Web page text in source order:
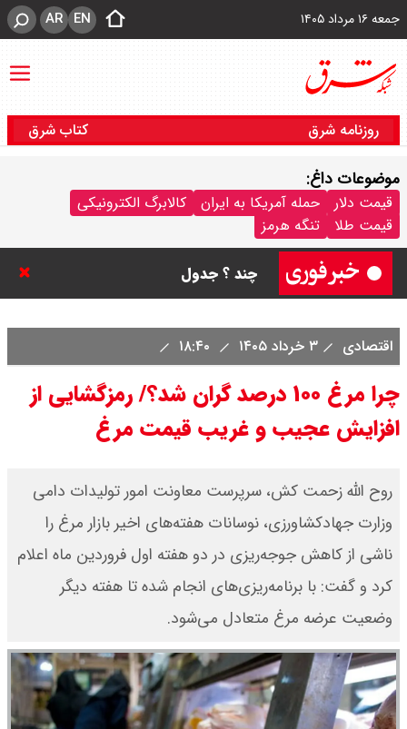
جمعه ۱۶ مرداد ۱۴۰۵ EN
AR
روزنامه شرق کتاب شرق
موضوعات داغ:
قیمت دلار حمله آمریکا به ایران
کالابرگ الکترونیکی
قیمت طلا
تنگه هرمز
چند ؟ جدول
به تنگه هرمز را کلید زدند + جزییات
اقتصادی ۳ خرداد ۱۴۰۵
چرا مرغ ۱۰۰ درصد گران شد؟/ رمزگشایی از
افزایش عجیب و غریب قیمت مرغ
​روح الله زحمت کش، سرپرست معاونت امور تولیدات دامی
وزارت جهادکشاورزی، نوسانات هفته‌های اخیر بازار مرغ را
ناشی از کاهش جوجه‌ریزی در دو هفته اول فروردین ماه اعلام
کرد و گفت: با برنامه‌ریزی‌های انجام شده تا هفته دیگر
وضعیت عرضه مرغ متعادل می‌شود.